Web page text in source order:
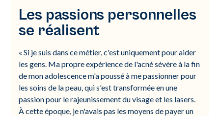
Les passions personnelles
se réalisent
« Si je suis dans ce métier, c'est uniquement pour aider
les gens. Ma propre expérience de l'acné sévère à la fin
de mon adolescence m'a poussé à me passionner pour
les soins de la peau, qui s'est transformée en une
passion pour le rajeunissement du visage et les lasers.
À cette époque, je n'avais pas les moyens de payer un